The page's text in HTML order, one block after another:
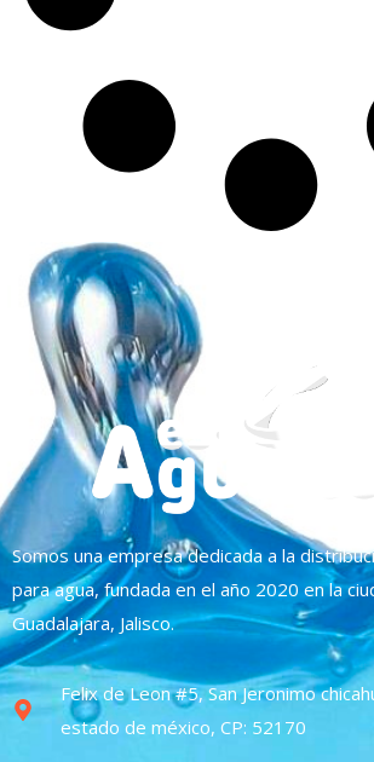
Somos una empresa dedicada a la
para agua, fundada en el año 2020 en la
Guadalajara, Jalisco.
Felix de Leon #5, San Jeronimo
estado de méxico, CP: 52170